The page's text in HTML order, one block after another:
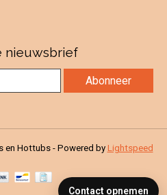
nieuwsbrief
Abonneer
en Hottubs - Powered by Lightspeed
Contact opnemen